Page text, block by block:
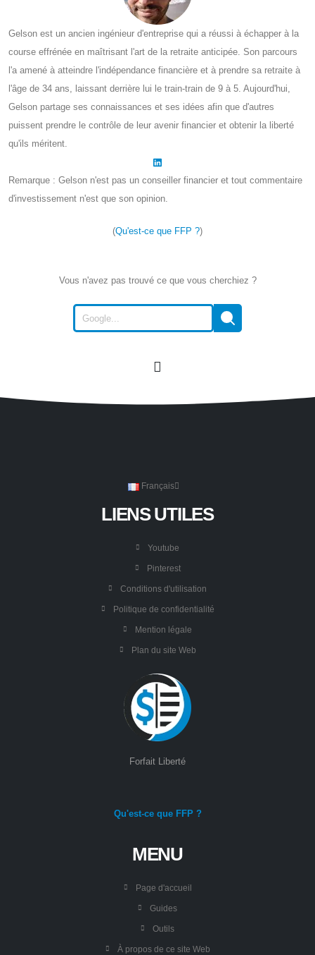
Gelson est un ancien ingénieur d'entreprise qui a réussi à échapper à la
course effrénée en maîtrisant l'art de la retraite anticipée. Son parcours
l'a amené à atteindre l'indépendance financière et à prendre sa retraite à
l'âge de 34 ans, laissant derrière lui le train-train de 9 à 5. Aujourd'hui,
Gelson partage ses connaissances et ses idées afin que d'autres
puissent prendre le contrôle de leur avenir financier et obtenir la liberté
qu'ils méritent.
Remarque : Gelson n'est pas un conseiller financier et tout commentaire
d'investissement n'est que son opinion.
(Qu'est-ce que FFP ?)
Vous n'avez pas trouvé ce que vous cherchiez ?
Français
LIENS UTILES
Youtube
Pinterest
Conditions d'utilisation
Politique de confidentialité
Mention légale
Plan du site Web
Forfait Liberté
Qu'est-ce que FFP ?
MENU
Page d'accueil
Guides
Outils
À propos de ce site Web